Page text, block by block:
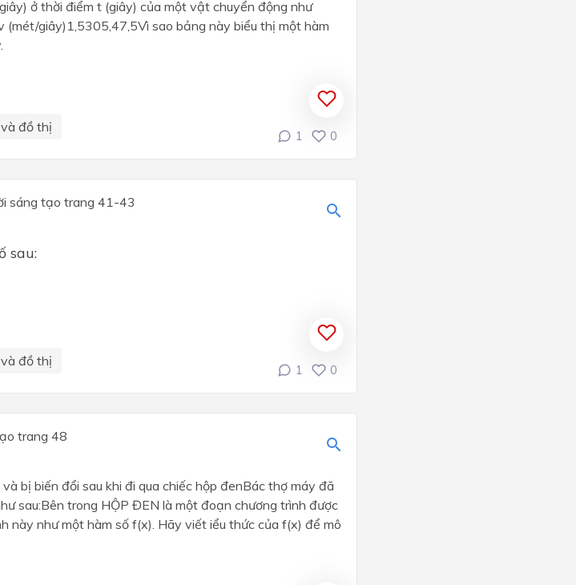
ở thời điểm t (giây) của một vật chuyển động như
giây)1,5305,47,5Vì sao bảng này biểu thị một hàm
đồ thị
1 0
sáng tạo trang 41-43
sau:
đồ thị
1 0
trang 48
bị biến đổi sau khi đi qua chiếc hộp đenBác thợ máy đã
sau:Bên trong HỘP ĐEN là một đoạn chương trình được
này như một hàm số f(x). Hãy viết iểu thức của f(x) để mô